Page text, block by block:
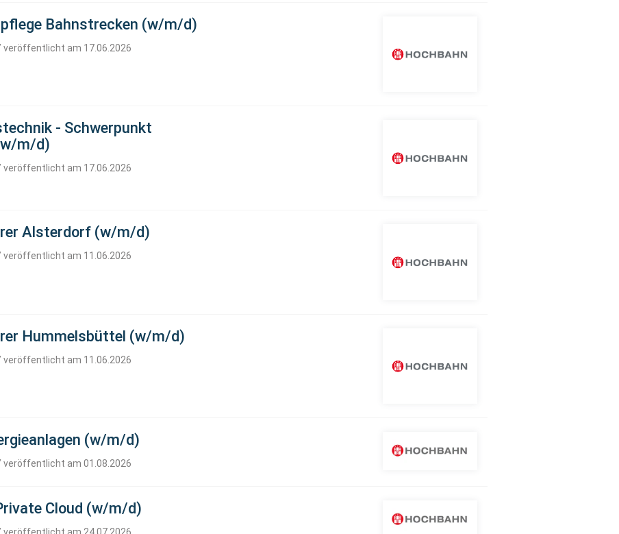
Bahnstrecken (w/m/d)
veröffentlicht am 17.06.2026
- Schwerpunkt
m/d)
veröffentlicht am 17.06.2026
Alsterdorf (w/m/d)
veröffentlicht am 11.06.2026
Hummelsbüttel (w/m/d)
veröffentlicht am 11.06.2026
(w/m/d)
veröffentlicht am 01.08.2026
Cloud (w/m/d)